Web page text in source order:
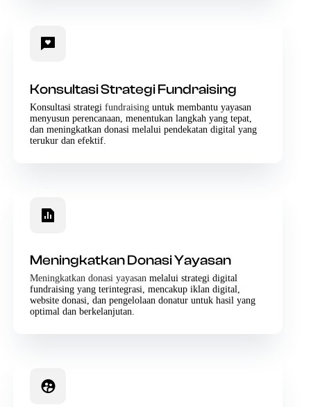
Konsultasi Strategi Fundraising
Konsultasi strategi fundraising untuk membantu yayasan
menyusun perencanaan, menentukan langkah yang tepat,
dan meningkatkan donasi melalui pendekatan digital yang
terukur dan efektif.
Meningkatkan Donasi Yayasan
Meningkatkan donasi yayasan melalui strategi digital
fundraising yang terintegrasi, mencakup iklan digital,
website donasi, dan pengelolaan donatur untuk hasil yang
optimal dan berkelanjutan.